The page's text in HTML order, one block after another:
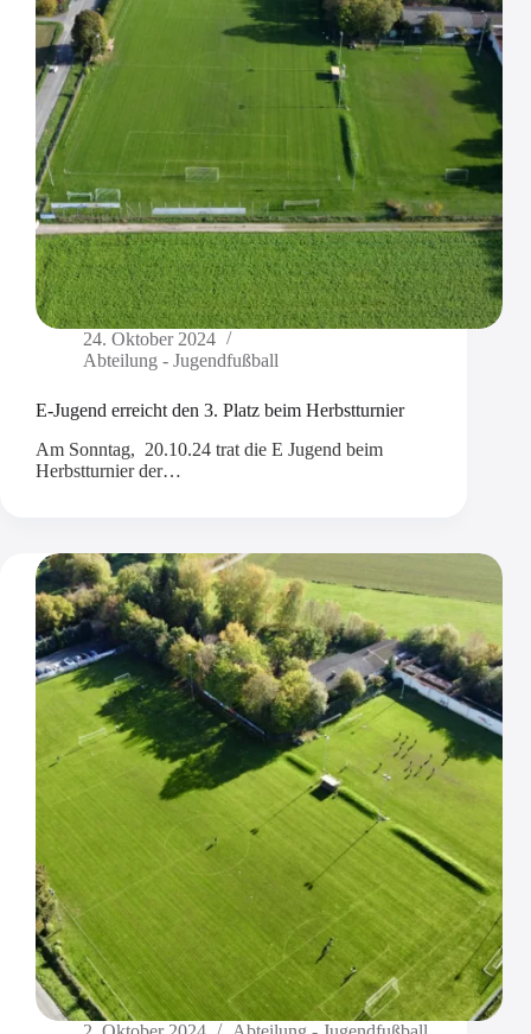
24. Oktober 2024
Abteilung - Jugendfußball
E-Jugend erreicht den 3. Platz beim Herbstturnier
Am Sonntag, 20.10.24 trat die E Jugend beim
Herbstturnier der…